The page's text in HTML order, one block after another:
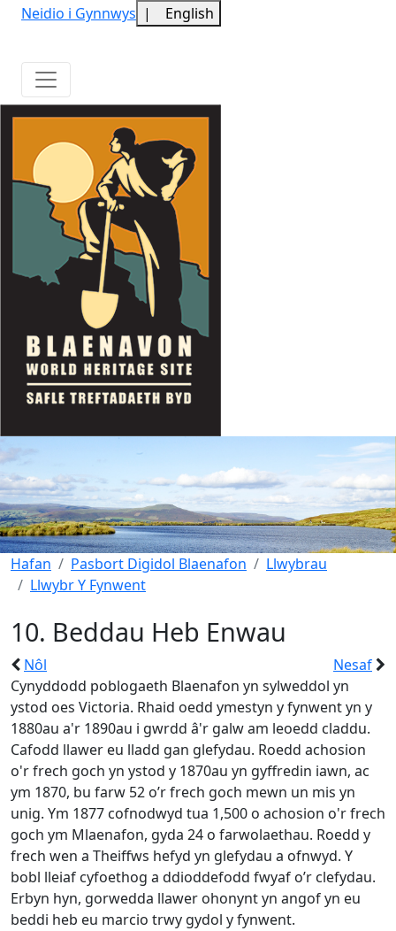
Neidio i Gynnwys | English
Hafan Pasbort Digidol Blaenafon
Llwybrau
Llwybr Y Fynwent
10. Beddau Heb Enwau
Nôl
Nesaf
Cynyddodd poblogaeth Blaenafon yn sylweddol yn
ystod oes Victoria. Rhaid oedd ymestyn y fynwent yn y
1880au a'r 1890au i gwrdd â'r galw am leoedd claddu.
Cafodd llawer eu lladd gan glefydau. Roedd achosion
o'r frech goch yn ystod y 1870au yn gyffredin iawn, ac
ym 1870, bu farw 52 o’r frech goch mewn un mis yn
unig. Ym 1877 cofnodwyd tua 1,500 o achosion o'r frech
goch ym Mlaenafon, gyda 24 o farwolaethau. Roedd y
frech wen a Theiffws hefyd yn glefydau a ofnwyd. Y
bobl lleiaf cyfoethog a ddioddefodd fwyaf o’r clefydau.
Erbyn hyn, gorwedda llawer ohonynt yn angof yn eu
beddi heb eu marcio trwy gydol y fynwent.